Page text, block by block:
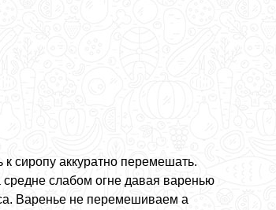
сиропу аккуратно перемешать.
средне слабом огне давая варенью
Варенье не перемешиваем а